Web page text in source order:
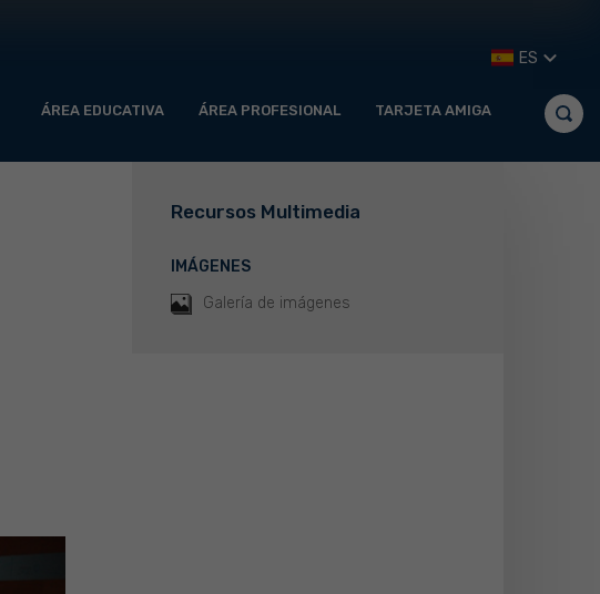
ÁREA EDUCATIVA ÁREA PROFESIONAL TARJETA AMIGA
ES
Recursos Multimedia
IMÁGENES
Galería de imágenes